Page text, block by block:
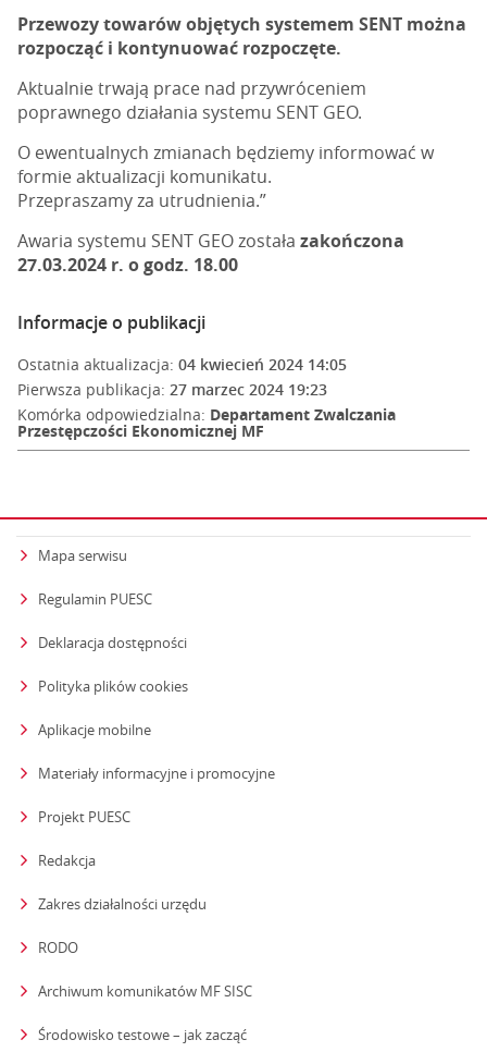
Przewozy towarów objętych systemem SENT można
rozpocząć i kontynuować rozpoczęte.
Aktualnie trwają prace nad przywróceniem
poprawnego działania systemu SENT GEO.
O ewentualnych zmianach będziemy informować w
formie aktualizacji komunikatu.
Przepraszamy za utrudnienia.”
Awaria systemu SENT GEO została zakończona
27.03.2024 r. o godz. 18.00
Informacje o publikacji
Ostatnia aktualizacja: 04 kwiecień 2024 14:05
Pierwsza publikacja: 27 marzec 2024 19:23
Komórka odpowiedzialna: Departament Zwalczania
Przestępczości Ekonomicznej MF
Mapa serwisu
Regulamin PUESC
Deklaracja dostępności
Polityka plików cookies
Aplikacje mobilne
Materiały informacyjne i promocyjne
Projekt PUESC
Redakcja
Zakres działalności urzędu
RODO
Archiwum komunikatów MF SISC
Środowisko testowe – jak zacząćstrona otwiera się w nowym oknie